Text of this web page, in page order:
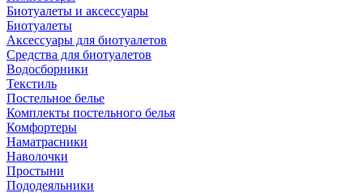
Биотуалеты и аксессуары
Биотуалеты
Аксессуары для биотуалетов
Средства для биотуалетов
Водосборники
Текстиль
Постельное белье
Комплекты постельного белья
Комфортеры
Наматрасники
Наволочки
Простыни
Пододеяльники